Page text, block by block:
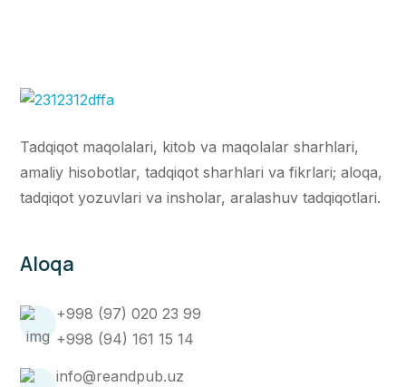
Tadqiqot maqolalari, kitob va maqolalar sharhlari,
amaliy hisobotlar, tadqiqot sharhlari va fikrlari; aloqa,
tadqiqot yozuvlari va insholar, aralashuv tadqiqotlari.
Aloqa
+998 (97) 020 23 99
+998 (94) 161 15 14
info@reandpub.uz